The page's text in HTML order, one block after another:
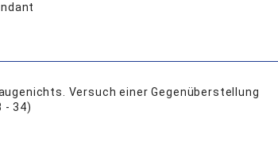
Versuch einer Gegenüberstellung
- 34)